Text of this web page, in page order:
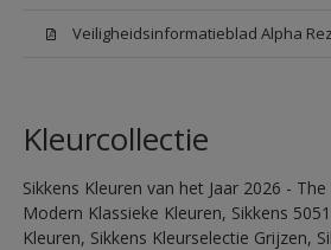
Veiligheidsinformatieblad Alpha
Kleurcollectie
Sikkens Kleuren van het Jaar 2026 -
Modern Klassieke Kleuren, Sikkens
Kleuren, Sikkens Kleurselectie Grijzen,